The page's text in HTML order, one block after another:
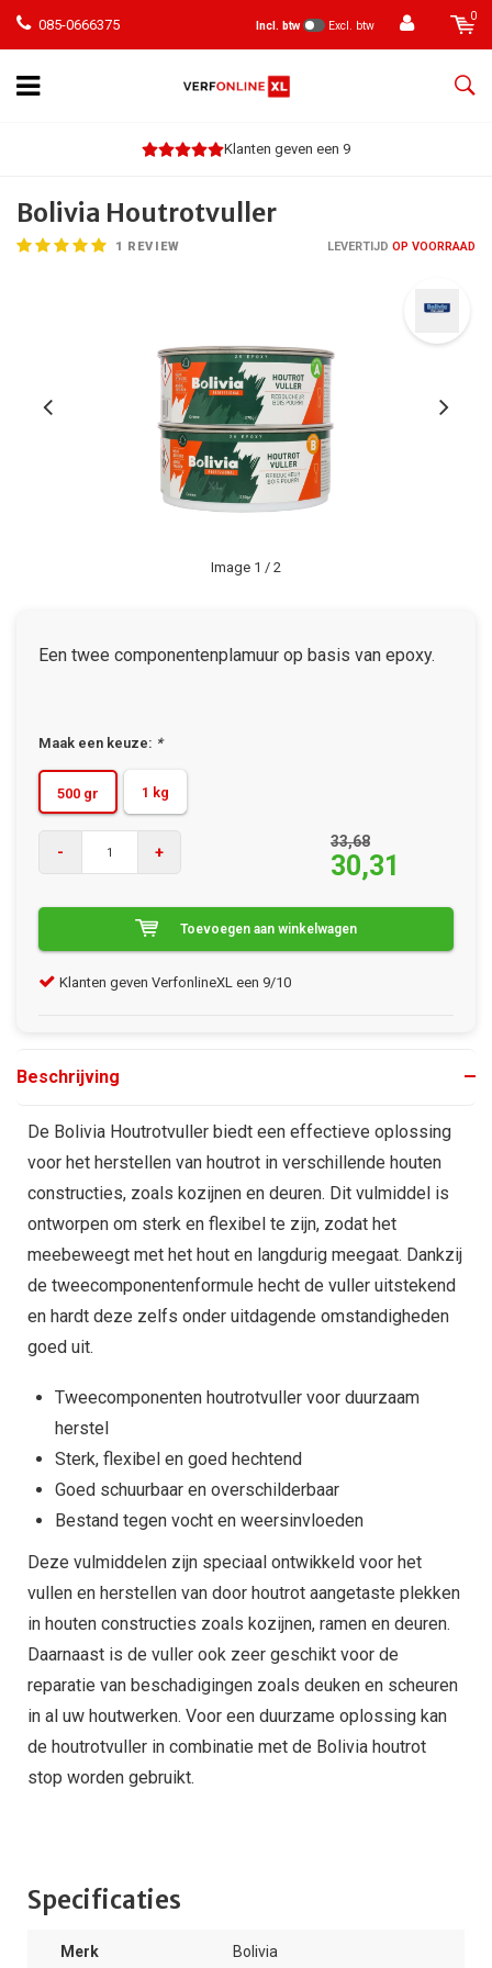
085-0666375 Incl. btw Excl. btw
0
Klanten geven een 9
Bolivia Houtrotvuller
1 REVIEW LEVERTIJD OP VOORRAAD
Image 1 / 2
Een twee componentenplamuur op basis van epoxy.
Maak een keuze: *
500 gr 1 kg
- +
33,68
30,31
Toevoegen aan winkelwagen
Klanten geven VerfonlineXL een 9/10
Beschrijving
De Bolivia Houtrotvuller biedt een effectieve oplossing
voor het herstellen van houtrot in verschillende houten
constructies, zoals kozijnen en deuren. Dit vulmiddel is
ontworpen om sterk en flexibel te zijn, zodat het
meebeweegt met het hout en langdurig meegaat. Dankzij
de tweecomponentenformule hecht de vuller uitstekend
en hardt deze zelfs onder uitdagende omstandigheden
goed uit.
Tweecomponenten houtrotvuller voor duurzaam
herstel
Sterk, flexibel en goed hechtend
Goed schuurbaar en overschilderbaar
Bestand tegen vocht en weersinvloeden
Deze vulmiddelen zijn speciaal ontwikkeld voor het
vullen en herstellen van door houtrot aangetaste plekken
in houten constructies zoals kozijnen, ramen en deuren.
Daarnaast is de vuller ook zeer geschikt voor de
reparatie van beschadigingen zoals deuken en scheuren
in al uw houtwerken. Voor een duurzame oplossing kan
de houtrotvuller in combinatie met de Bolivia houtrot
stop worden gebruikt.
Specificaties
Merk Bolivia